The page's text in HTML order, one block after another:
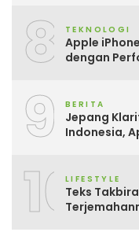
8 TEKNOLOGI
Apple
dengan
9 BERITA
Jepang
Indonesia,
10LIFESTYLE
Teks